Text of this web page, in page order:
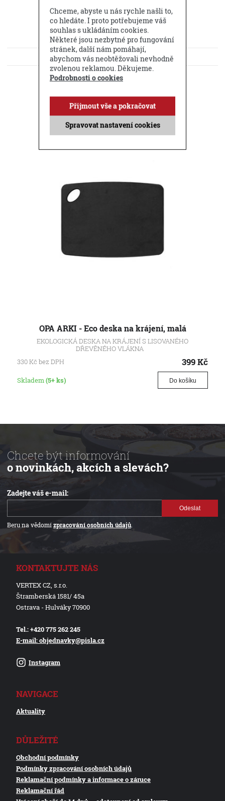
KE STAŽENÍ
DOTAZ PRODEJCI
Příbuzné produkty
OPA ARKI - Eco deska na krájení, malá
EKOLOGICKÁ DESKA NA KRÁJENÍ S LISOVANÉHO
DŘEVĚNÉHO VLÁKNA
330Kč bez DPH 399Kč
Skladem (5+ ks) Do košíku
Chcete být informování
o novinkách, akcích a slevách?
Zadejte váš e-mail:
Odeslat
Beru na vědomízpracování osobních údajů.
KONTAKTUJTE NÁS
VERTEX CZ, s.r.o.
Štramberská 1581/ 45a
Ostrava - Hulváky 70900
Tel.: +420 775 262 245
E-mail: objednavky@pisla.cz
Instagram
NAVIGACE
Aktuality
DŮLEŽITÉ
Obchodní podmínky
Podmínky zpracování osobních údajů
Reklamační podmínky a informace o záruce
Reklamační řád
Chceme, abyste u nás rychle našli to,
co hledáte. I proto potřebujeme váš
souhlas s ukládáním cookies.
Některé jsou nezbytné pro fungování
stránek, další nám pomáhají,
abychom vás neobtěžovali nevhodně
zvolenou reklamou. Děkujeme.
Podrobnosti o cookies
Spravovat nastavení cookies
Přijmout vše a pokračovat